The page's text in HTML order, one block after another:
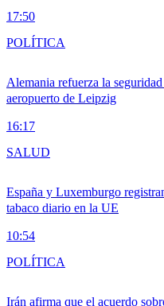
17:50
Alemania refuerza la
aeropuerto de Leipzig
16:17
POLÍTICA
España y Luxemburgo
tabaco diario en la UE
10:54
SALUD
Irán afirma que el acuerdo
POLÍTICA